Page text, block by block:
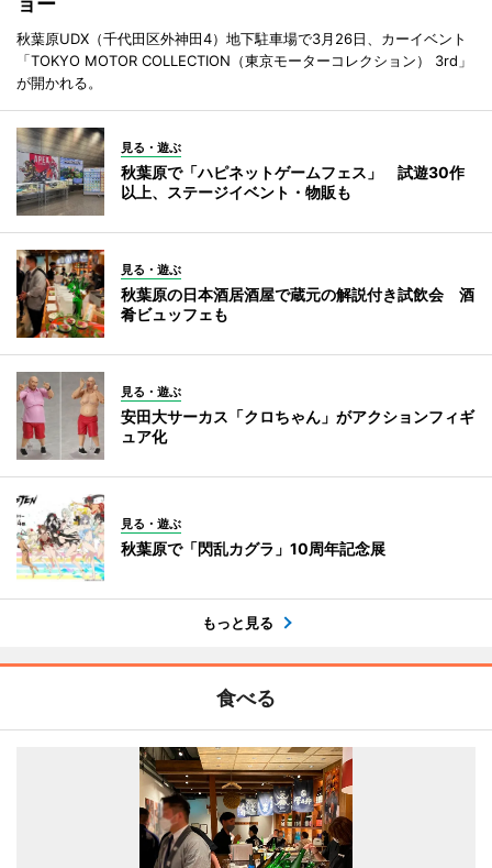
秋葉原UDX（千代田区外神田4）地下駐車場で3月26日、カーイベント
「TOKYO MOTOR COLLECTION（東京モーターコレクション） 3rd」
が開かれる。
見る・遊ぶ
秋葉原で「ハピネットゲームフェス」 試遊30作
以上、ステージイベント・物販も
見る・遊ぶ
秋葉原の日本酒居酒屋で蔵元の解説付き試飲会 酒
肴ビュッフェも
見る・遊ぶ
安田大サーカス「クロちゃん」がアクションフィギ
ュア化
見る・遊ぶ
秋葉原で「閃乱カグラ」10周年記念展
もっと見る
食べる